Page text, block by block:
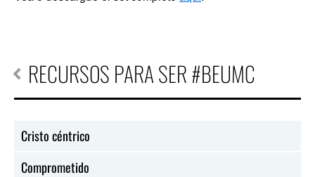
RECURSOS PARA SER #BEUMC
Cristo céntrico
Comprometido